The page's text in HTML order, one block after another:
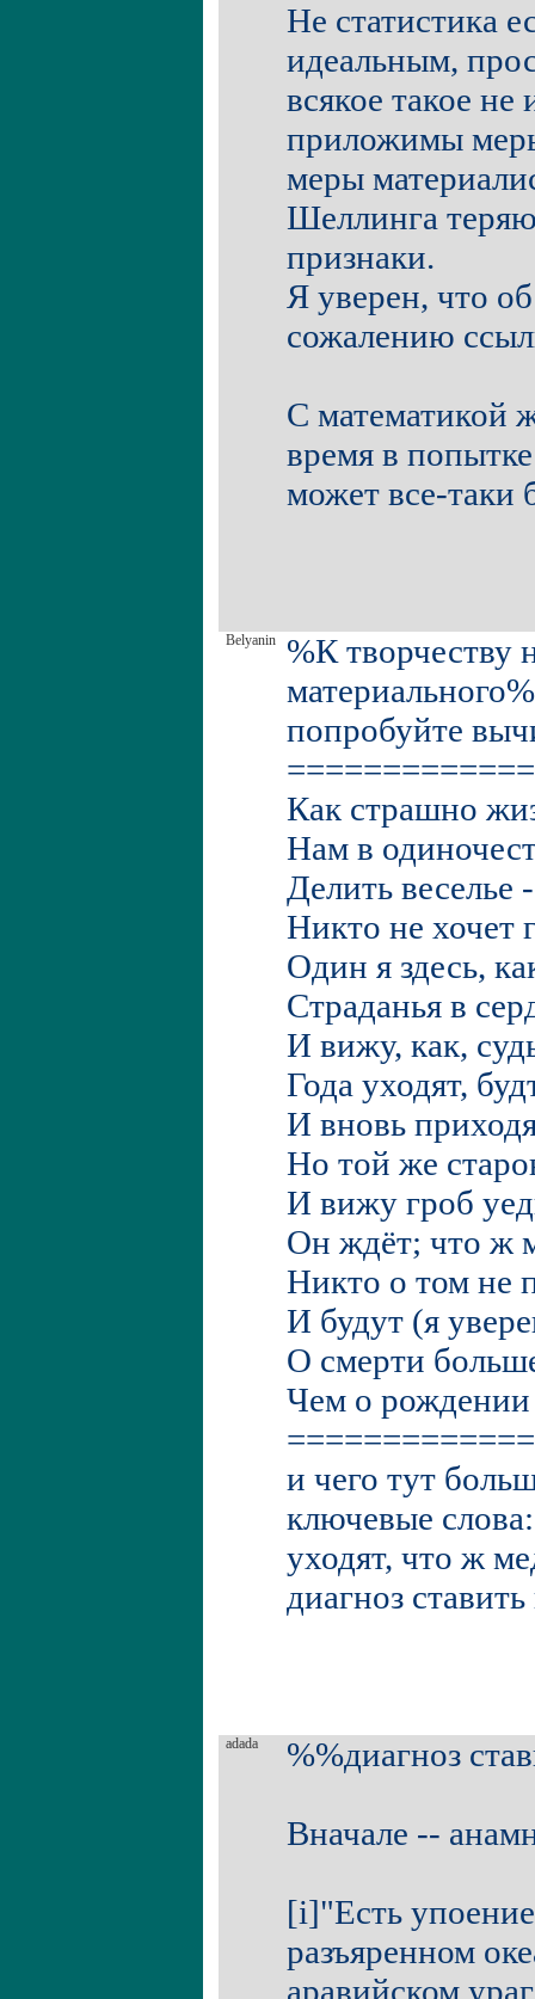
Не статистика
идеальным,
всякое такое
приложимы
меры
Шеллинга
признаки.
Я уверен, что
сожалению
С математикой
время в
может все-таки
Belyanin
%К творчеству
материального%
попробуйте
Как страшно
Нам в
Делить веселье
Никто не хочет
Один я здесь,
Страданья в
И вижу, как,
Года уходят,
И вновь
Но той же
И вижу гроб
Он ждёт; что ж
Никто о том не
И будут (я
О смерти
Чем о
и чего тут
ключевые
уходят, что ж
диагноз
adada %%диагноз
Вначале --
[i]"Есть
разъяренном
аравийском